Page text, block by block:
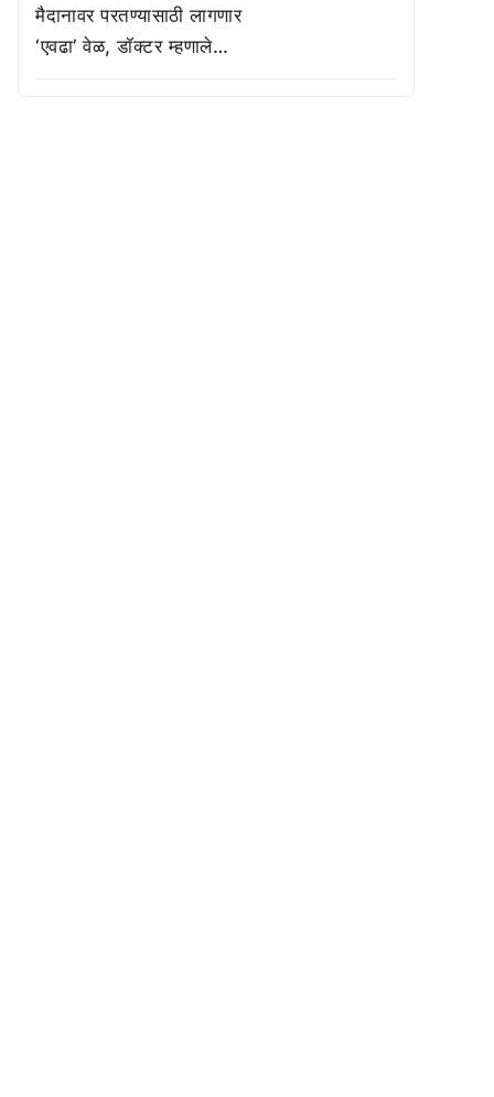
मैदानावर परतण्यासाठी लागणार
‘एवढा’ वेळ, डॉक्टर म्हणाले…